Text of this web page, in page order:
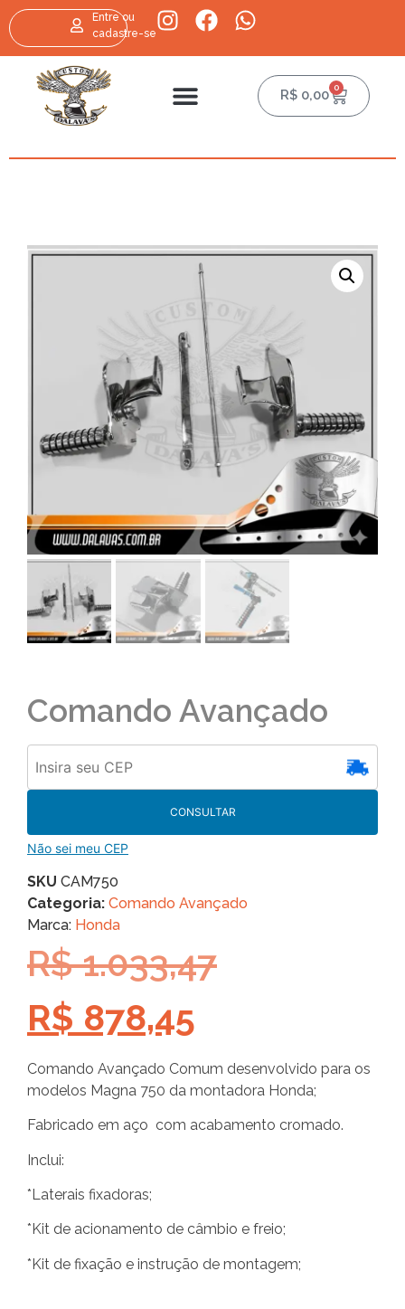
Entre ou
cadastre-se
R$ 0,00 0
Comando Avançado
CONSULTAR
Não sei meu CEP
SKU CAM750
Categoria: Comando Avançado
Marca: Honda
R$1.033,47
R$ 878,45
Comando Avançado Comum desenvolvido para os
modelos Magna 750 da montadora Honda;
Fabricado em aço com acabamento cromado.
Inclui:
*Laterais fixadoras;
*Kit de acionamento de câmbio e freio;
*Kit de fixação e instrução de montagem;